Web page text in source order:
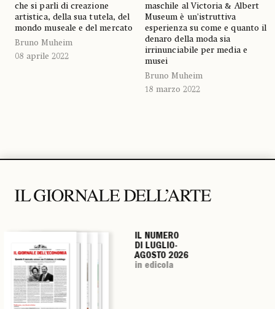
che si parli di creazione
artistica, della sua tutela, del
mondo museale e del mercato
Bruno Muheim
08 aprile 2022
maschile al Victoria & Albert
Museum è un’istruttiva
esperienza su come e quanto il
denaro della moda sia
irrinunciabile per media e
musei
Bruno Muheim
18 marzo 2022
IL NUMERO
DI LUGLIO-
AGOSTO 2026
in edicola
IL NUMERO
DI LUGLIO-
AGOSTO 2026
in edicola
IL NUMERO
DI LUGLIO-
AGOSTO 2026
in edicola
IL NUMERO
DI LUGLIO-
AGOSTO 2026
in edicola